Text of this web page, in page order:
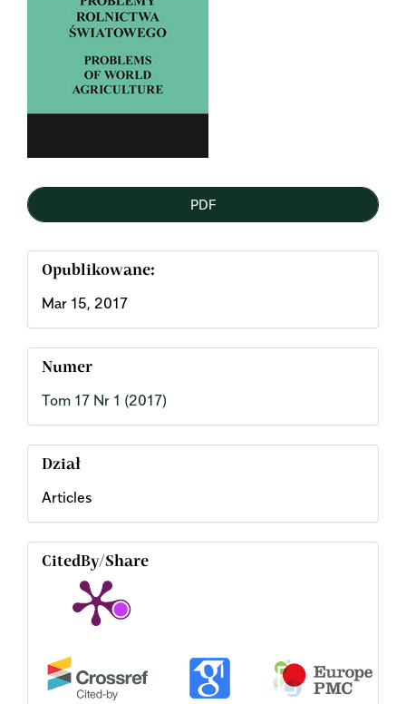
PDF
Opublikowane:
Mar 15, 2017
Numer
Tom 17 Nr 1 (2017)
Dział
Articles
CitedBy/Share